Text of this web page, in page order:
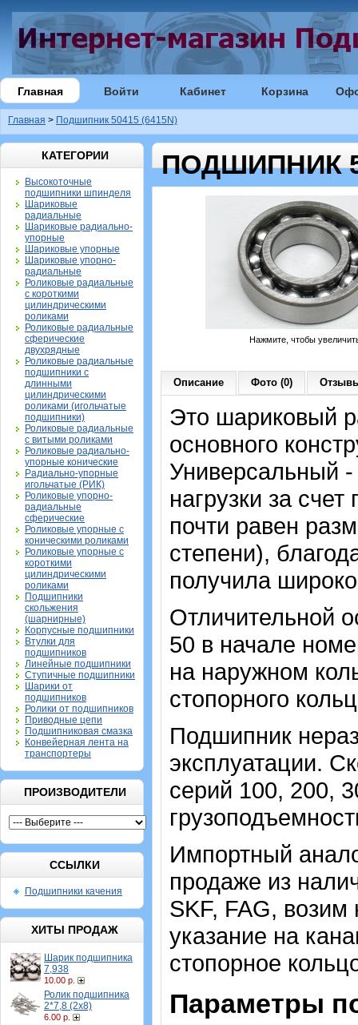
Главная Войти Кабинет Корзина
Главная > Подшипник 50415 (6415N)
КАТЕГОРИИ
Высокоточные
подшипники шпинделя
Шариковые
радиальные
Шариковые радиально-
упорные
Шариковые упорные
Шариковые упорно-
радиальные
Роликовые радиальные
с короткими
цилиндрическими
роликами
Роликовые радиальные
сферические
двухрядные
Роликовые радиальные
подшипники с
длинными
цилиндрическими
роликами (игольчатые
подшипники)
Роликовые радиальные
с витыми роликами
Роликовые радиально-
упорные конические
Радиально-упорные
игольчатые (РИК)
Роликовые упорно-
радиальные
сферические
Роликовые упорные с
коническими роликами
Роликовые упорные с
короткими
цилиндрическими
роликами
Подшипники
скольжения
(шарнирные)
Корпусные подшипники
Втулки для
подшипников
Линейные подшипники
Ступичные подшипники
Шарики от
подшипников
Ролики от подшипников
Приводные цепи
Подшипниковая смазка
Конвейерная лента на
транспортеры
ПРОИЗВОДИТЕЛИ
ССЫЛКИ
Подшипники качения
ХИТЫ ПРОДАЖ
Шарик подшипника
7,938
10.00 р.
Ролик подшипника
2*7,8 (2х8)
6.00 р.
ПОДШИПНИК
Нажмите, чтобы
Описание Фото (0)
Это шариковый
основного
Универсальный
нагрузки за
почти равен
степени),
получила
Отличительной
50 в начале
на наружном
стопорного
Подшипник
эксплуатации.
серий 100, 200,
Импортный
продаже из
SKF, FAG,
указание на
стопорное
Параметры